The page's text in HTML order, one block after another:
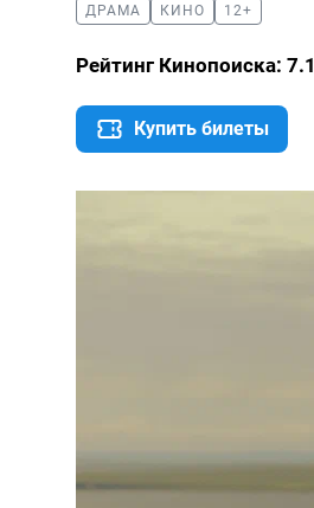
ДРАМА КИНО 12+
Рейтинг Кинопоиска: 7.1
Купить билеты